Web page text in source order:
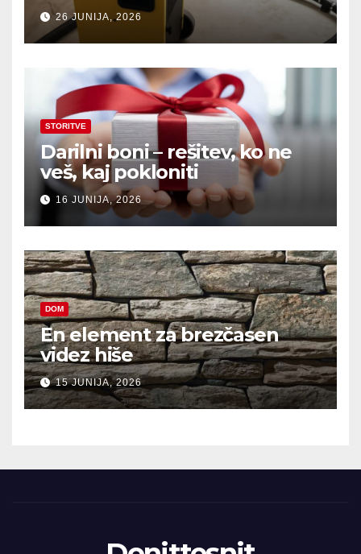
26 JUNIJA, 2026
STORITVE
Darilni boni – rešitev, ko ne
veš, kaj pokloniti
16 JUNIJA, 2026
DOM
En element za brezčasen
videz hiše
15 JUNIJA, 2026